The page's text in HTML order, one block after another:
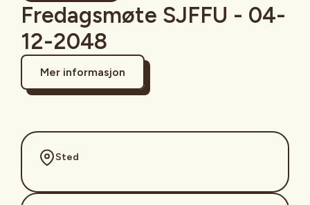
Fredagsmøte SJFFU - 04-
12-2048
Mer informasjon
Sted